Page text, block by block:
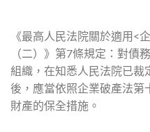
《最高人民法院關於適用<
（二）》第7條規定：對債
組織，在知悉人民法院已裁
後，應當依照企業破產法第
財產的保全措施。